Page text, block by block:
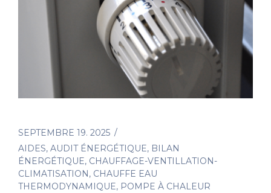
SEPTEMBRE 19. 2025
AIDES, AUDIT ÉNERGÉTIQUE, BILAN
ÉNERGÉTIQUE, CHAUFFAGE-VENTILLATION-
CLIMATISATION, CHAUFFE EAU
THERMODYNAMIQUE, POMPE À CHALEUR